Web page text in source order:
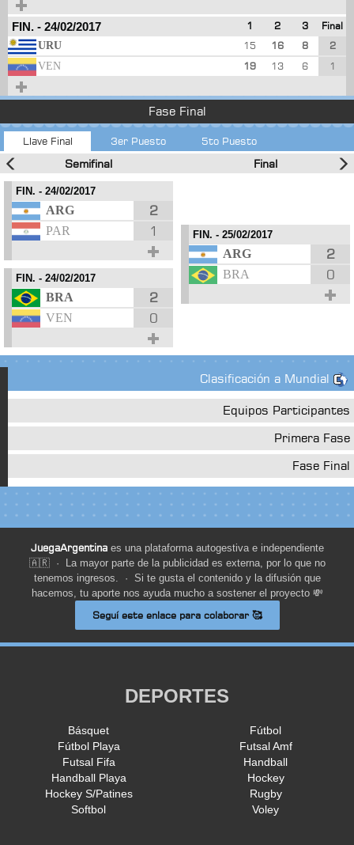
FIN. - 24/02/2017 1 2 3
Final
URU
15 16 8
2
VEN
19 13 6 1
Fase Final
Llave Final 3er Puesto 5to Puesto
Semifinal Final
FIN. - 24/02/2017
ARG 2
PAR 1 FIN. - 25/02/2017
ARG 2
BRA 0
FIN. - 24/02/2017
BRA 2
VEN 0
Clasificación a Mundial
Equipos Participantes
Primera Fase
Fase Final
JuegaArgentinaes una plataforma autogestiva e independiente
🇦🇷 · La mayor parte de la publicidad es externa, por lo que no
tenemos ingresos. · Si te gusta el contenido y la difusión que
hacemos, tu aporte nos ayuda mucho a sostener el proyecto 💸
Seguí este enlace para colaborar 🥰
DEPORTES
Básquet
Fútbol
Fútbol Playa
Futsal Amf
Futsal Fifa
Handball
Handball Playa
Hockey
Hockey S/Patines
Rugby
Softbol
Voley